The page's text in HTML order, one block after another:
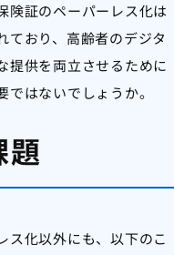
険証のペーパーレス化は
ており、高齢者のデジタ
提供を両立させるために
はないでしょうか。
題
ス化以外にも、以下のこ